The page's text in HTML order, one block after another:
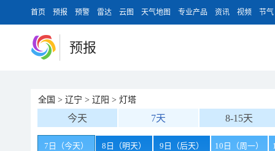
首页 预报 预警 雷达 云图 天气地图 专业产品 资讯 视频 节气
预报
全国 > 辽宁 > 辽阳 > 灯塔
今天 7天 8-15天
7日（今天） 8日（明天） 9日（后天） 10日（周一）